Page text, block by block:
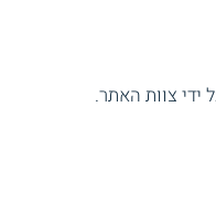
צוות האתר.